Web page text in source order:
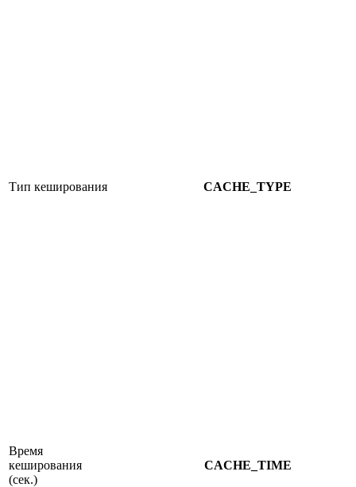
Тип кеширования CACHE_TYPE
Время
кеширования
(сек.)
CACHE_TIME